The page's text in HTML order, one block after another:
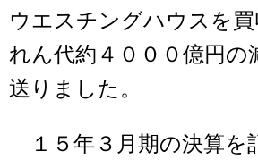
ウエスチングハウスを
れん代約４０００億円の
送りました。
１５年３月期の決算を